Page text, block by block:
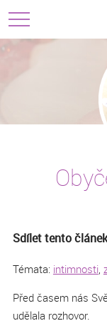
Sdílet tento článek
Témata: intimnosti,
Před časem nás
udělala rozhovor.